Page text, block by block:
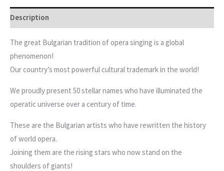
Description
The great Bulgarian tradition of opera singing is a global
phenomenon!
Our country’s most powerful cultural trademark in the world!
We proudly present 50 stellar names who have illuminated the
operatic universe over а century of time.
These are the Bulgarian artists who have rewritten the history
of world opera.
Joining them are the rising stars who now stand on the
shoulders of giants!